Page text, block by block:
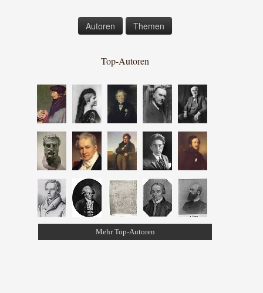
Autoren Themen
Top-Autoren
Mehr Top-Autoren